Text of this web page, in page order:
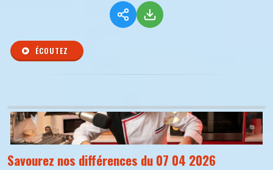
ÉCOUTEZ
Savourez nos différences du 07 04 2026